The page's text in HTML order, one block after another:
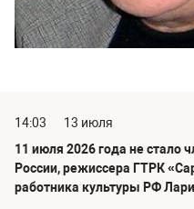
14:03
13 июля
11 июля 2026 года не стало
России, режиссера ГТРК
работника культуры РФ